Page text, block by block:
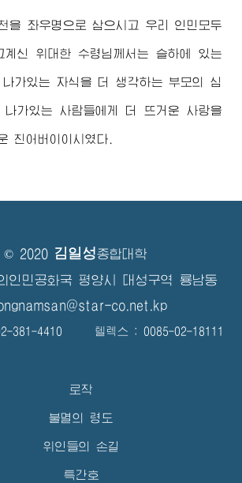
을 좌우명으로 삼으시고 우리 인민모두
계신 위대한 수령님께서는 슬하에 있는
가있는 자식을 더 생각하는 부모의 심
나가있는 사람들에게 더 뜨거운 사랑을
친 어버이 이시였다.
© 2020 김일성종합대학
인민공화국 평양시 대성구역 룡남동
co.net.kp
381-4410 텔렉스 : 0085-02-18111
로작
불멸의 령도
위인들의 손길
특간호